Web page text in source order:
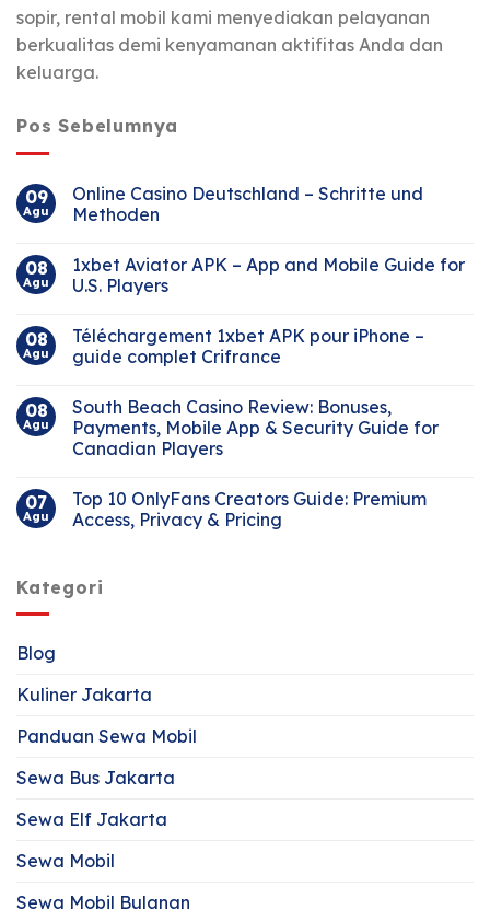
sopir, rental mobil kami menyediakan pelayanan
berkualitas demi kenyamanan aktifitas Anda dan
keluarga.
Pos Sebelumnya
09
Agu
Online Casino Deutschland – Schritte und
Methoden
08
Agu
1xbet Aviator APK – App and Mobile Guide for
U.S. Players
08
Agu
Téléchargement 1xbet APK pour iPhone –
guide complet Crifrance
08
Agu
South Beach Casino Review: Bonuses,
Payments, Mobile App & Security Guide for
Canadian Players
07
Agu
Top 10 OnlyFans Creators Guide: Premium
Access, Privacy & Pricing
Kategori
Blog
Kuliner Jakarta
Panduan Sewa Mobil
Sewa Bus Jakarta
Sewa Elf Jakarta
Sewa Mobil
Sewa Mobil Bulanan